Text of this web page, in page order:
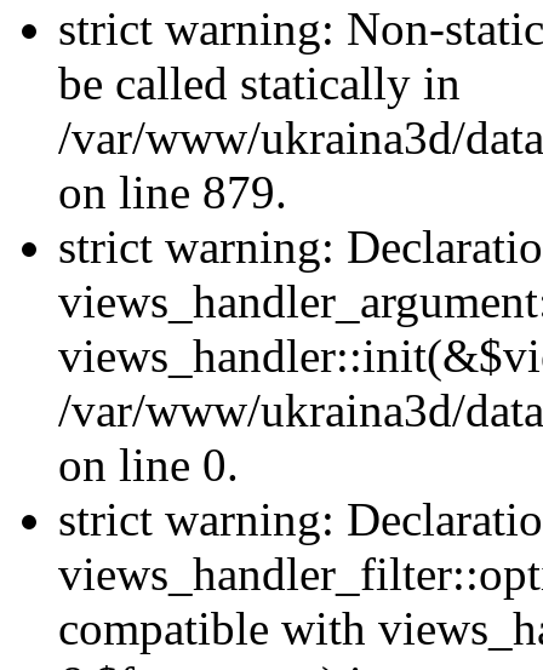
strict warning: Non-
be called statically in
/var/www/ukraina3d/
on line 879.
strict warning:
/var/www/ukraina3d/
on line 0.
strict warning:
compatible with